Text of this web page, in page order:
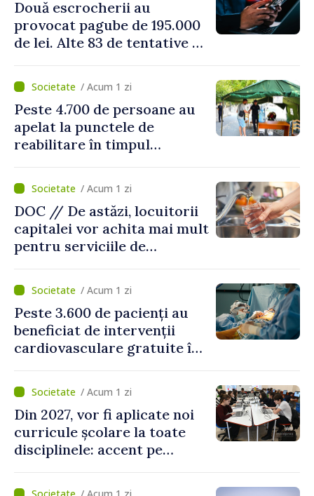
Două escrocherii au
provocat pagube de 195.000
de lei. Alte 83 de tentative au
/ Acum 1 zi
Peste 4.700 de persoane au
apelat la punctele de
reabilitare în timpul
/ Acum 1 zi
DOC // De astăzi, locuitorii
capitalei vor achita mai mult
pentru serviciile de
canalizare
/ Acum 1 zi
Peste 3.600 de pacienți au
beneficiat de intervenții
cardiovasculare gratuite în
/ Acum 1 zi
Din 2027, vor fi aplicate noi
curricule școlare la toate
disciplinele: accent pe
și folosirea cunoștințelor în
/ Acum 1 zi